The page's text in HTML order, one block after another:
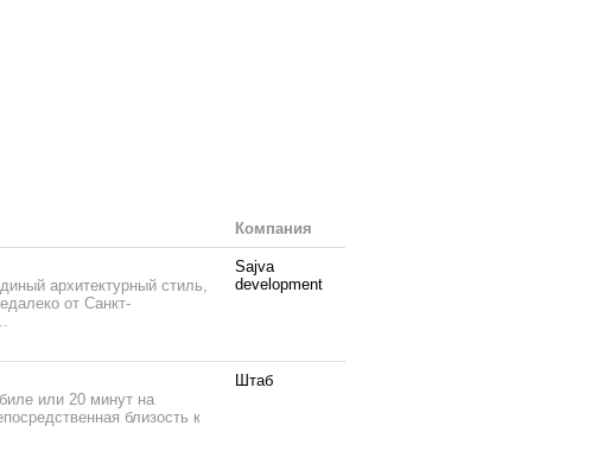
Компания
архитектурный стиль,
от Санкт-
Sajva
development
или 20 минут на
близость к
Штаб